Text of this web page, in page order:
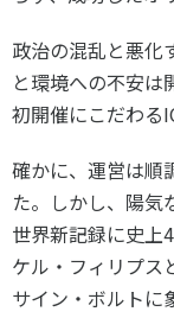
SPORT
Sport Topics
スポーツ 歴史
スポーツ辞典
政治の混乱と悪化
と環境への不安
初開催にこだわる
確かに、運営は順
た。しかし、陽気
世界新記録に史上
ケル・フィリプス
サイン・ボルトに